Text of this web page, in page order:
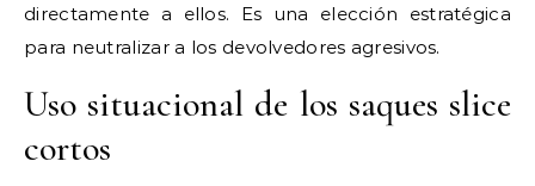
directamente a ellos. Es una elección estratégica
para neutralizar a los devolvedores agresivos.
Uso situacional de los saques slice
cortos